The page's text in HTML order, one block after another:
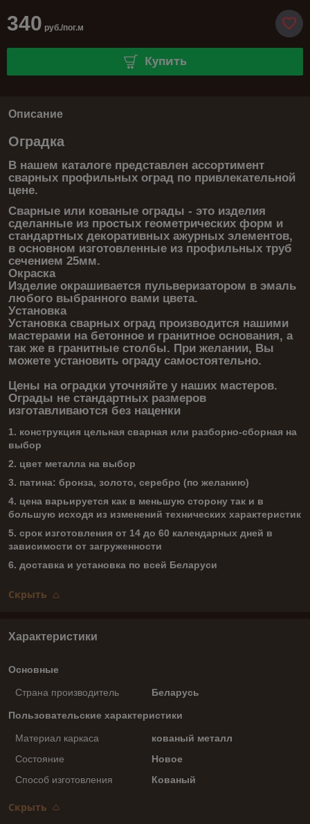
340 руб./пог.м
Купить
Описание
Оградка
В нашем каталоге представлен ассортимент
сварных профильных оград по привлекательной
цене.
Сварные или кованые ограды - это изделия
сделанные из простых геометрических форм и
стандартных декоративных ажурных элементов,
в основном изготовленные из профильных труб
сечением 25мм.
Окраска
Изделие окрашивается пульверизатором в эмаль
любого выбранного вами цвета.
Установка
Установка сварных оград производится нашими
мастерами на бетонное и гранитное основания, а
так же в гранитные столбы. При желании, Вы
можете установить ограду самостоятельно.
Цены на оградки уточняйте у наших мастеров.
Ограды не стандартных размеров
изготавливаются без наценки
1. конструкция цельная сварная или разборно-сборная на
выбор
2. цвет металла на выбор
3. патина: бронза, золото, серебро (по желанию)
4. цена варьируется как в меньшую сторону так и в
большую исходя из изменений технических характеристик
5. срок изготовления от 14 до 60 календарных дней в
зависимости от загруженности
6. доставка и установка по всей Беларуси
Скрыть
Характеристики
Основные
Страна производитель Беларусь
Пользовательские характеристики
Материал каркаса
кованый металл
Состояние
Новое
Способ изготовления
Кованый
Скрыть